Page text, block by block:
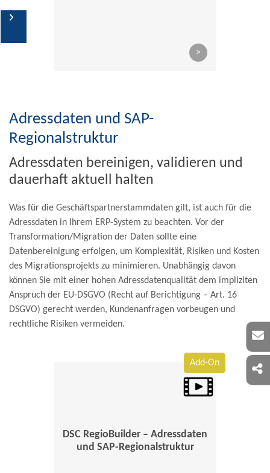
>
Adressdaten und SAP-
Regionalstruktur
Adressdaten bereinigen, validieren und
dauerhaft aktuell halten
Was für die Geschäftspartnerstammdaten gilt, ist auch für die
Adressdaten in Ihrem ERP-System zu beachten. Vor der
Transformation/Migration der Daten sollte eine
Datenbereinigung erfolgen, um Komplexität, Risiken und Kosten
des Migrationsprojekts zu minimieren. Unabhängig davon
können Sie mit einer hohen Adressdatenqualität dem impliziten
Anspruch der EU-DSGVO (Recht auf Berichtigung – Art. 16
DSGVO) gerecht werden, Kundenanfragen vorbeugen und
rechtliche Risiken vermeiden.
Add-On
DSC RegioBuilder – Adressdaten
und SAP-Regionalstruktur